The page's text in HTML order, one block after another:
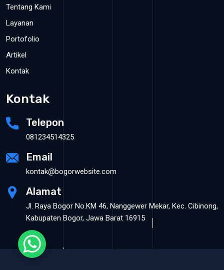
Tentang Kami
Layanan
Portofolio
Artikel
Kontak
Kontak
Telepon
081234514325
Email
kontak@bogorwebsite.com
Alamat
Jl. Raya Bogor No.KM 46, Nanggewer Mekar, Kec. Cibinong,
Kabupaten Bogor, Jawa Barat 16915